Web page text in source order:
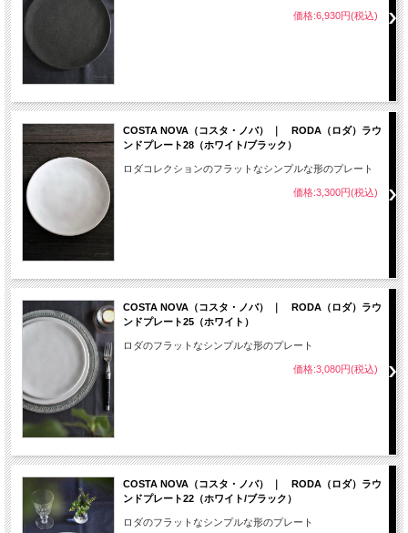
価格:6,930円(税込)
COSTA NOVA（コスタ・ノバ） ｜ RODA（ロダ）ラウ
ンドプレート28（ホワイト/ブラック）
ロダコレクションのフラットなシンプルな形のプレート
価格:3,300円(税込)
COSTA NOVA（コスタ・ノバ） ｜ RODA（ロダ）ラウ
ンドプレート25（ホワイト）
ロダのフラットなシンプルな形のプレート
価格:3,080円(税込)
COSTA NOVA（コスタ・ノバ） ｜ RODA（ロダ）ラウ
ンドプレート22（ホワイト/ブラック）
ロダのフラットなシンプルな形のプレート